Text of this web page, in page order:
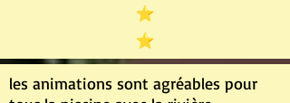
les animations sont agréables pour